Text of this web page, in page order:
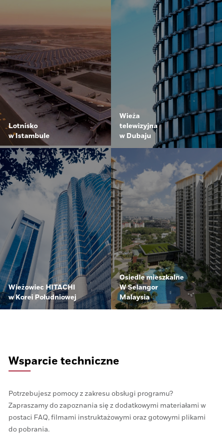
Lotnisko
w Istambule
Wieża
telewizyjna
w Dubaju
Wieżowiec HITACHI
w Korei Południowej
Osiedle mieszkalne
W Selangor
Malaysia
Wsparcie techniczne
Potrzebujesz pomocy z zakresu obsługi programu?
Zapraszamy do zapoznania się z dodatkowymi materiałami w
postaci FAQ, filmami instruktażowymi oraz gotowymi plikami
do pobrania.